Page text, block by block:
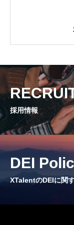
CROSS
インタビュー / 座談
採用情報
NEWS
お知らせ
COMPANY
会社概要
採用情報
DEI
XTalentのDEIに関